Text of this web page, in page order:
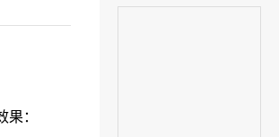
：